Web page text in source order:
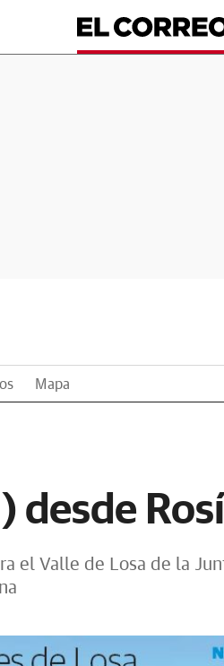
Mapa
desde
el Valle de Losa de la